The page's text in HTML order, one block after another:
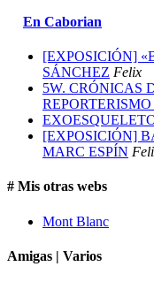
En Caborian
[EXPOSICIÓN]
SÁNCHEZ Felix
5W. CRÓNICAS
[EXPOSICIÓN]
MARC ESPÍN
# Mis otras webs
Mont Blanc
Amigas | Varios